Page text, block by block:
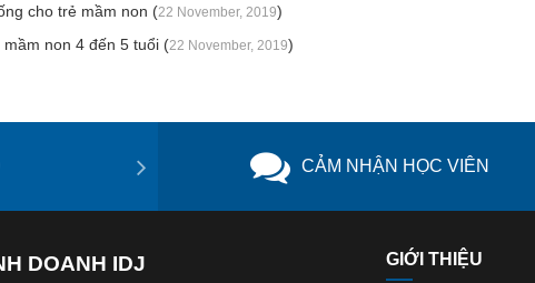
cho trẻ mầm non (22 November, 2019)
non 4 đến 5 tuổi (22 November, 2019)
CẢM NHẬN HỌC VIÊN
DOANH IDJ GIỚI THIỆU